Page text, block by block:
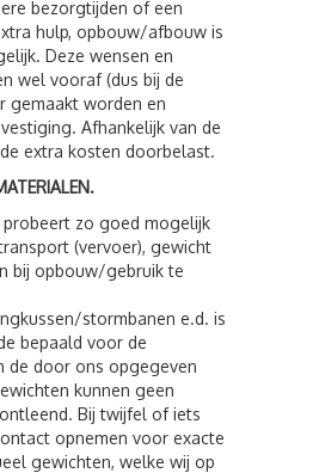
bezorgtijden of een
hulp, opbouw/afbouw is
Deze wensen en
wel vooraf (dus bij de
gemaakt worden en
Afhankelijk van de
extra kosten doorbelast.
zo goed mogelijk
(vervoer), gewicht
bij opbouw/gebruik te
stormbanen e.d. is
bepaald voor de
de door ons opgegeven
kunnen geen
Bij twijfel of iets
opnemen voor exacte
gewichten, welke wij op